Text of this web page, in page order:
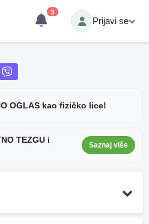
3
Prijavi se
OGLAS kao fizičko lice!
TEZGU i
Saznaj više